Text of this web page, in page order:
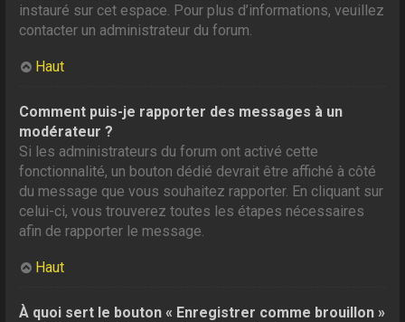
instauré sur cet espace. Pour plus d’informations, veuillez
contacter un administrateur du forum.
Haut
Comment puis-je rapporter des messages à un
modérateur ?
Si les administrateurs du forum ont activé cette
fonctionnalité, un bouton dédié devrait être affiché à côté
du message que vous souhaitez rapporter. En cliquant sur
celui-ci, vous trouverez toutes les étapes nécessaires
afin de rapporter le message.
Haut
À quoi sert le bouton « Enregistrer comme brouillon »